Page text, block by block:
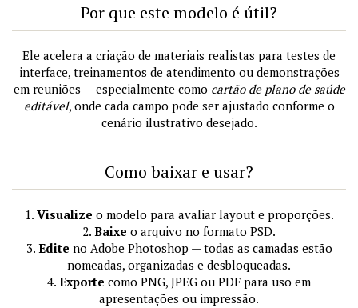
Por que este modelo é útil?
Ele acelera a criação de materiais realistas para testes de
interface, treinamentos de atendimento ou demonstrações
em reuniões — especialmente como cartão de plano de saúde
editável, onde cada campo pode ser ajustado conforme o
cenário ilustrativo desejado.
Como baixar e usar?
1. Visualize o modelo para avaliar layout e proporções.
2. Baixe o arquivo no formato PSD.
3. Edite no Adobe Photoshop — todas as camadas estão
nomeadas, organizadas e desbloqueadas.
4. Exporte como PNG, JPEG ou PDF para uso em
apresentações ou impressão.